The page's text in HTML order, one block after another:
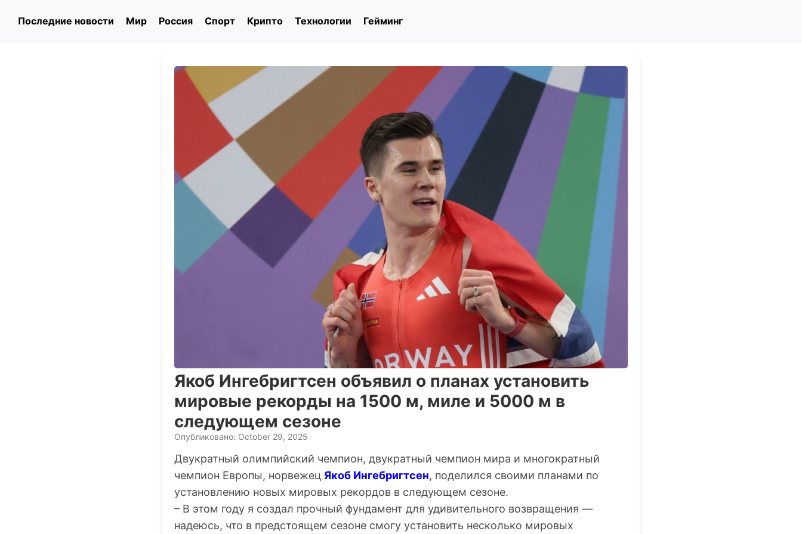
Последние новости Мир Россия Спорт Крипто Технологии Гейминг
Якоб Ингебригтсен объявил о планах установить
мировые рекорды на 1500 м, миле и 5000 м в
следующем сезоне
Опубликовано: October 29, 2025
Двукратный олимпийский чемпион, двукратный чемпион мира и многократный
чемпион Европы, норвежец Якоб Ингебригтсен, поделился своими планами по
установлению новых мировых рекордов в следующем сезоне.
– В этом году я создал прочный фундамент для удивительного возвращения —
надеюсь, что в предстоящем сезоне смогу установить несколько мировых